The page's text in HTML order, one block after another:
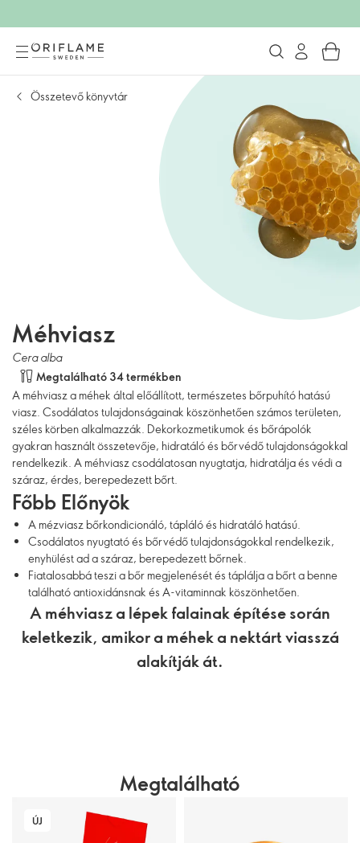
Összetevő könyvtár
Méhviasz
Cera alba
Megtalálható 34 termékben
A méhviasz a méhek által előállított, természetes bőrpuhító hatású
viasz. Csodálatos tulajdonságainak köszönhetően számos területen,
széles körben alkalmazzák. Dekorkozmetikumok és bőrápolók
gyakran használt összetevője, hidratáló és bőrvédő tulajdonságokkal
rendelkezik. A méhviasz csodálatosan nyugtatja, hidratálja és védi a
száraz, érdes, berepedezett bőrt.
Főbb Előnyök
A mézviasz bőrkondicionáló, tápláló és hidratáló hatású.
Csodálatos nyugtató és bőrvédő tulajdonságokkal rendelkezik,
enyhülést ad a száraz, berepedezett bőrnek.
Fiatalosabbá teszi a bőr megjelenését és táplálja a bőrt a benne
található antioxidánsnak és A-vitaminnak köszönhetően.
A méhviasz a lépek falainak építése során
keletkezik, amikor a méhek a nektárt viasszá
alakítják át.
Megtalálható
ÚJ